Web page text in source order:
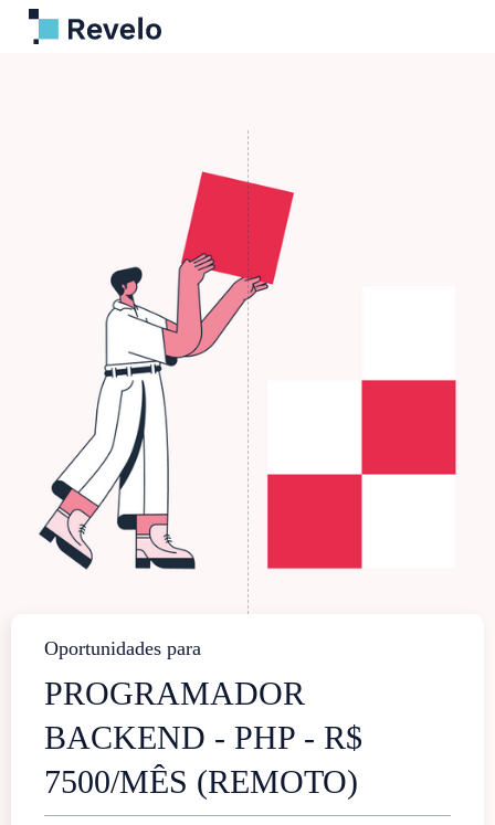
Oportunidades para
PROGRAMADOR
BACKEND - PHP - R$
7500/MÊS (REMOTO)